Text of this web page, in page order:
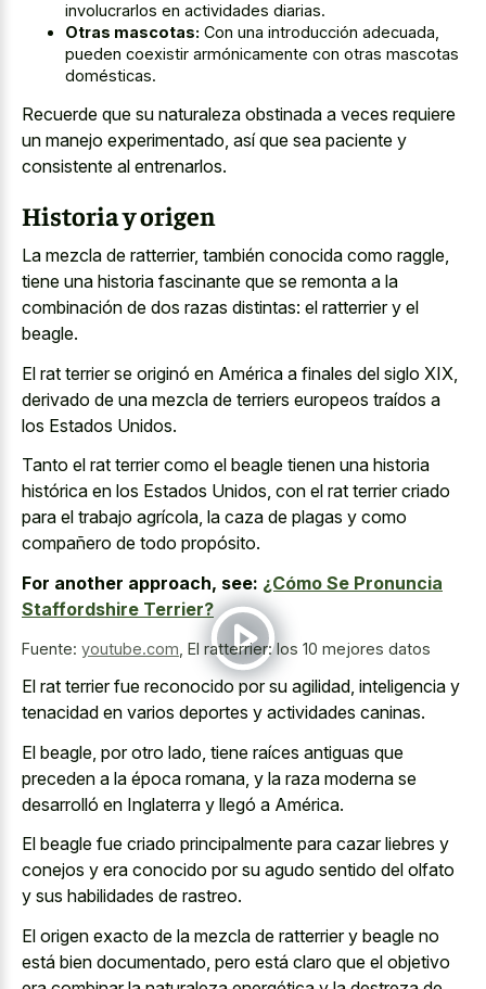
involucrarlos en actividades diarias.
Otras mascotas: Con una introducción adecuada,
pueden coexistir armónicamente con otras mascotas
domésticas.
Recuerde que su naturaleza obstinada a veces requiere
un manejo experimentado, así que sea paciente y
consistente al entrenarlos.
Historia y origen
La mezcla de ratterrier, también conocida como raggle,
tiene una historia fascinante que se remonta a la
combinación de dos razas distintas: el ratterrier y el
beagle.
El rat terrier se originó en América a finales del siglo XIX,
derivado de una mezcla de terriers europeos traídos a
los Estados Unidos.
Tanto el rat terrier como el beagle tienen una historia
histórica en los Estados Unidos, con el rat terrier criado
para el trabajo agrícola, la caza de plagas y como
compañero de todo propósito.
For another approach, see: ¿Cómo Se Pronuncia
Staffordshire Terrier?
Fuente: youtube.com El ratterrier: los 10 mejores datos
El rat terrier fue reconocido por su agilidad, inteligencia y
tenacidad en varios deportes y actividades caninas.
El beagle, por otro lado, tiene raíces antiguas que
preceden a la época romana, y la raza moderna se
desarrolló en Inglaterra y llegó a América.
El beagle fue criado principalmente para cazar liebres y
conejos y era conocido por su agudo sentido del olfato
y sus habilidades de rastreo.
El origen exacto de la mezcla de ratterrier y beagle no
está bien documentado, pero está claro que el objetivo